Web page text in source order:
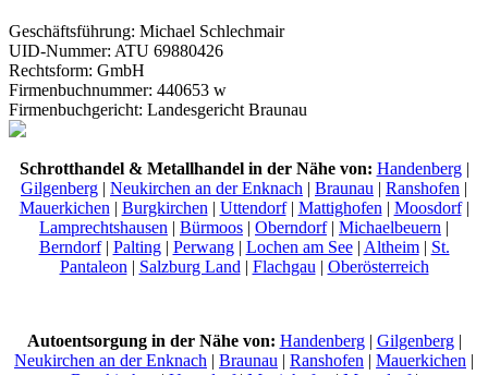
Geschäftsführung: Michael Schlechmair
UID-Nummer: ATU 69880426
Rechtsform: GmbH
Firmenbuchnummer: 440653 w
Firmenbuchgericht: Landesgericht Braunau
Schrotthandel & Metallhandel in der Nähe von: Handenberg|
Gilgenberg | Neukirchen an der Enknach | Braunau | Ranshofen |
Mauerkichen | Burgkirchen | Uttendorf| Mattighofen | Moosdorf|
Lamprechtshausen | Bürmoos | Oberndorf| Michaelbeuern |
Berndorf| Palting| Perwang| Lochen am See| Altheim| St.
Pantaleon | Salzburg Land | Flachgau | Oberösterreich
Autoentsorgung in der Nähe von: Handenberg| Gilgenberg|
Neukirchen an der Enknach | Braunau | Ranshofen | Mauerkichen |